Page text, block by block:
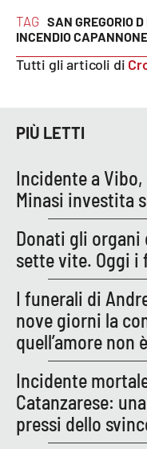
Economia e Lavoro
Politica
Società
Sport
RUBRICHE
Good Morning
Parchi Marini
Leggendo Alvaro
Imprese Di Calabria
Le perfidie di
TAG SAN GREGORIO D
INCENDIO CAPANNONE
Tutti gli articoli di
PIÙ LETTI
Incidente a
Minasi investita
Donati gli organi
sette vite. Oggi i
I funerali di
nove giorni la
quell’amore non
Incidente
Catanzarese:
pressi dello